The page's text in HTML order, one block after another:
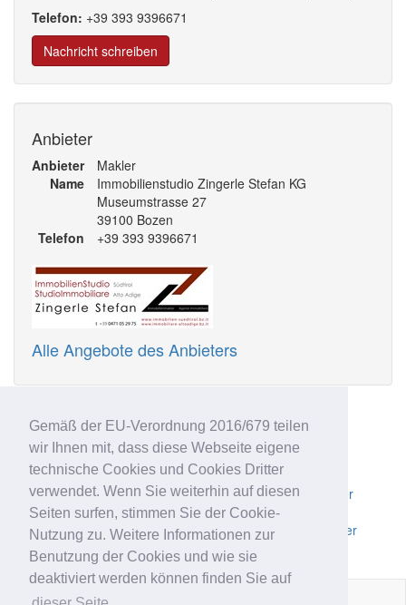
Gemäß der EU-Verordnung 2016/679 teilen
wir Ihnen mit, dass diese Webseite eigene
technische Cookies und Cookies Dritter
verwendet. Wenn Sie weiterhin auf diesen
Seiten surfen, stimmen Sie der Cookie-
Nutzung zu. Weitere Informationen zur
Benutzung der Cookies und wie sie
deaktiviert werden können finden Sie auf
Telefon: +39 393 9396671
Nachricht schreiben
Anbieter
Anbieter
Makler
Name
Immobilienstudio Zingerle Stefan KG
Museumstrasse 27
39100 Bozen
Telefon
+39 393 9396671
Alle Angebote des Anbieters
Großraumbüro von 236 m² in der Bozner Altstadt
Restaurantbetrieb in der Bozner Industriezone zu
verkaufen
Moderne Dreizimmerwohnung im Herzen der Bozner
Altstadt zu vermieten
Moderne Zweizimmerwohnung im Herzen der Bozner
Altstadt zu vermieten